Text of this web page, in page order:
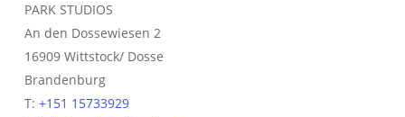
PARK STUDIOS
An den Dossewiesen 2
16909 Wittstock/ Dosse
Brandenburg
T: +151 15733929